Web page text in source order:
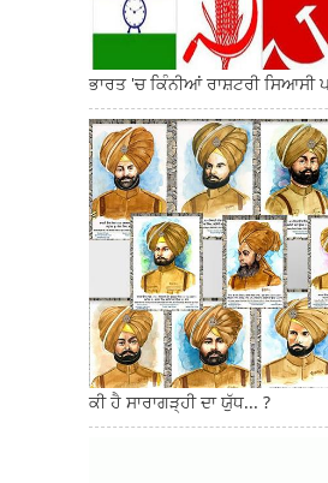
ਭਾਰਤ 'ਚ ਕਿੰਨੀਆਂ ਰਾਸ਼ਟਰੀ ਸਿਆਸੀ
ਕੀ ਹੈ ਸਾਰਾਗੜ੍ਹੀ ਦਾ ਯੁੱਧ... ?